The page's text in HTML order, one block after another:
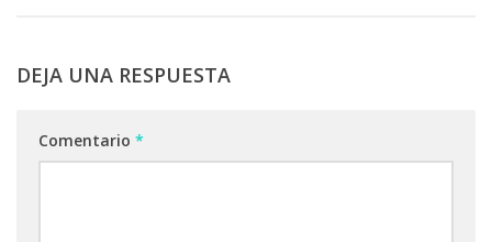
DEJA UNA RESPUESTA
Comentario *